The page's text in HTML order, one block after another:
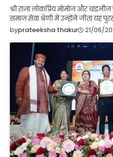
श्री राजा लोकप्रिय मोमोज और
समाज सेवा श्रेणी में उन्होंने जीता यह
byprateeksha thakur 21/06/